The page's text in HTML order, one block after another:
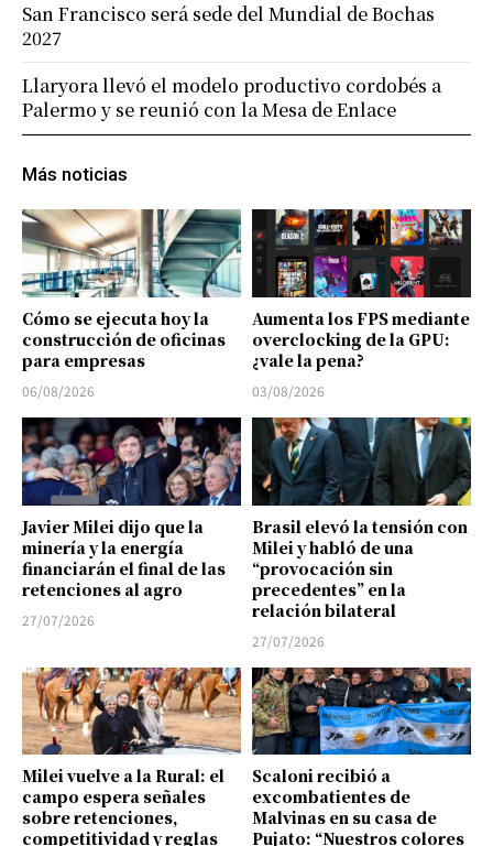
Más noticias
Cómo se ejecuta hoy la
construcción de oficinas
para empresas
06/08/2026
Aumenta los FPS mediante
overclocking de la GPU:
¿vale la pena?
03/08/2026
Javier Milei dijo que la
minería y la energía
financiarán el final de las
retenciones al agro
27/07/2026
Brasil elevó la tensión con
Milei y habló de una
“provocación sin
precedentes” en la
relación bilateral
27/07/2026
Milei vuelve a la Rural: el
campo espera señales
sobre retenciones,
competitividad y reglas
Scaloni recibió a
excombatientes de
Malvinas en su casa de
Pujato: “Nuestros colores
San Francisco será sede del Mundial de Bochas
2027
Llaryora llevó el modelo productivo cordobés a
Palermo y se reunió con la Mesa de Enlace